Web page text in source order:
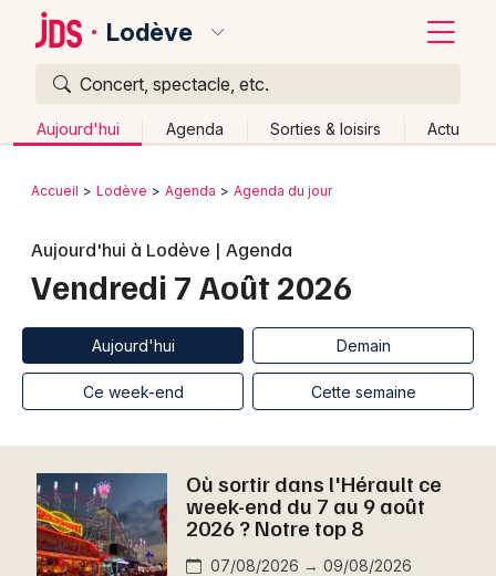
Lodève
Concert, spectacle, etc.
Aujourd'hui Agenda Sorties & loisirs Actu
Publier un événement
Grands événements
Activité & Expérience
Foires & salons
Spectacles
Colmar
Lille
Lyon
Marseille
Montpellier
Nantes
Retour
Accueil Lodève Agenda Agenda du jour
Aujourd'hui à Lodève | Agenda
Vendredi 7 Août 2026
Aujourd'hui Demain
Ce week-end Cette semaine
Où sortir dans l'Hérault ce
week-end du 7 au 9 août
2026 ? Notre top 8
07/08/2026 → 09/08/2026
Quoi ?
Où ?
Languedoc-Roussillon
Partout
Changer de lieu
Aujourd'hui
Demain Ce week-end Autre